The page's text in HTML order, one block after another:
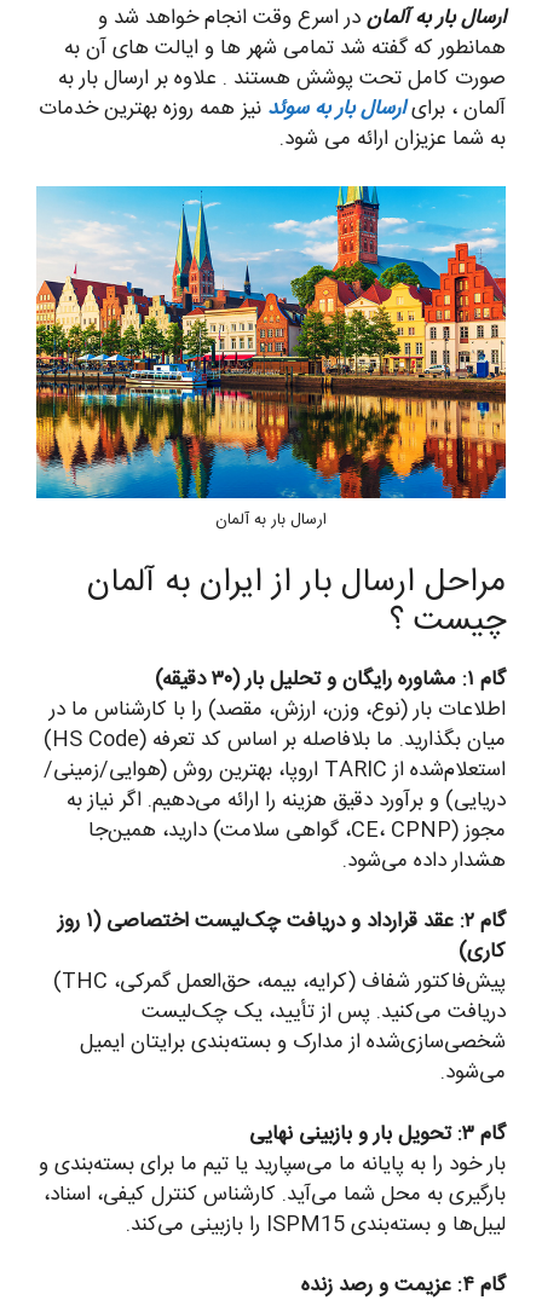
ارسال بار به آلماندر اسرع وقت انجام خواهد شد و
همانطور که گفته شد تمامی شهر ها و ایالت های آن به
صورت کامل تحت پوشش هستند . علاوه بر ارسال بار به
آلمان ، برایارسال بار به سوئد نیز همه روزه بهترین خدمات
به شما عزیزان ارائه می شود.
ارسال بار به آلمان
مراحل ارسال بار از ایران به آلمان
چیست ؟
گام ۱: مشاوره رایگان و تحلیل بار (۳۰ دقیقه)
اطلاعات بار (نوع، وزن، ارزش، مقصد) را با کارشناس ما در
میان بگذارید. ما بلافاصله بر اساس کد تعرفه (HS Code)
استعلام‌شده از TARIC اروپا، بهترین روش (هوایی/زمینی/
دریایی) و برآورد دقیق هزینه را ارائه می‌دهیم. اگر نیاز به
مجوز (CE، CPNP، گواهی سلامت) دارید، همین‌جا
هشدار داده می‌شود.
گام ۲: عقد قرارداد و دریافت چک‌لیست اختصاصی (۱ روز
کاری)
پیش‌فاکتور شفاف (کرایه، بیمه، حق‌العمل گمرکی، THC)
دریافت می‌کنید. پس از تأیید، یک چک‌لیست
شخصی‌سازی‌شده از مدارک و بسته‌بندی برایتان ایمیل
می‌شود.
گام ۳: تحویل بار و بازبینی نهایی
بار خود را به پایانه ما می‌سپارید یا تیم ما برای بسته‌بندی و
بارگیری به محل شما می‌آید. کارشناس کنترل کیفی، اسناد،
لیبل‌ها و بسته‌بندی ISPM15 را بازبینی می‌کند.
گام ۴: عزیمت و رصد زنده